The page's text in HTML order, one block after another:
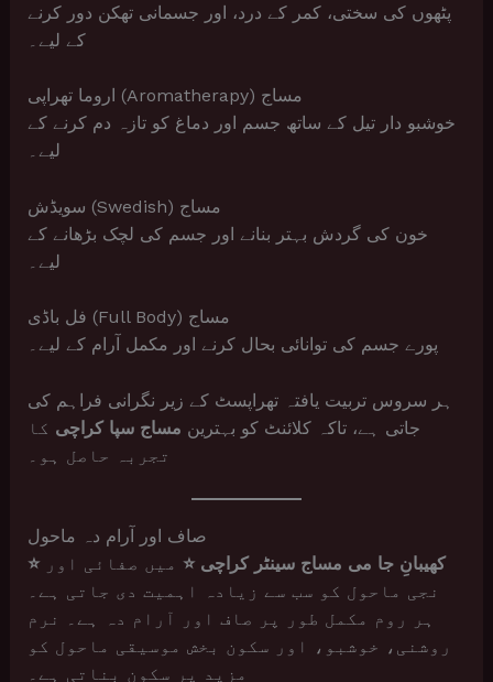
پٹھوں کی سختی، کمر کے درد، اور جسمانی تھکن دور کرنے
کے لیے۔
اروما تھراپی (Aromatherapy) مساج
خوشبو دار تیل کے ساتھ جسم اور دماغ کو تازہ دم کرنے کے
لیے۔
سویڈش (Swedish) مساج
خون کی گردش بہتر بنانے اور جسم کی لچک بڑھانے کے
لیے۔
فل باڈی (Full Body) مساج
پورے جسم کی توانائی بحال کرنے اور مکمل آرام کے لیے۔
ہر سروس تربیت یافتہ تھراپسٹ کے زیر نگرانی فراہم کی
جاتی ہے، تاکہ کلائنٹ کو بہترین مساج سپا کراچی کا
تجربہ حاصل ہو۔
صاف اور آرام دہ ماحول
⭐ کھیبانِ جا می مساج سینٹر کراچی ⭐ میں صفائی اور
نجی ماحول کو سب سے زیادہ اہمیت دی جاتی ہے۔
ہر روم مکمل طور پر صاف اور آرام دہ ہے۔ نرم
روشنی، خوشبو، اور سکون بخش موسیقی ماحول کو
مزید پر سکون بناتی ہے۔